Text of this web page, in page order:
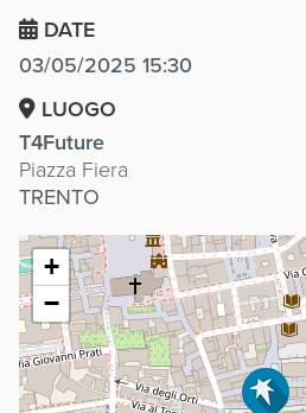
DATE
03/05/2025 15:30
LUOGO
T4Future
Piazza Fiera
TRENTO
+
−